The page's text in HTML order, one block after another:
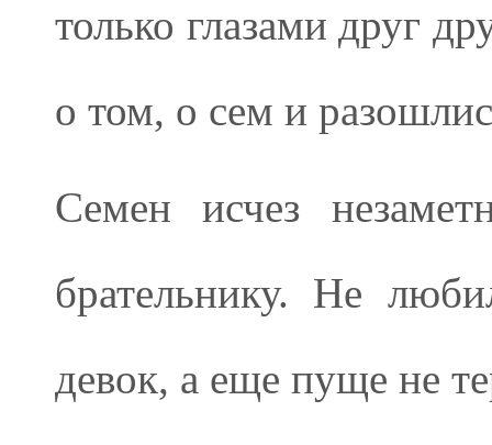
только глазами друг
о том, о сем и
Семен исчез
брательнику. Не
девок, а еще пуще не